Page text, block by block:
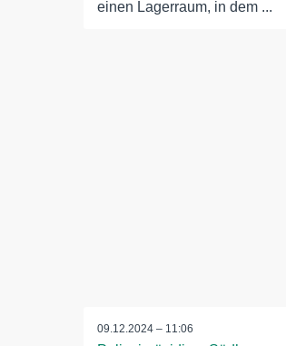
einen Lagerraum, in dem ...
09.12.2024 – 11:06